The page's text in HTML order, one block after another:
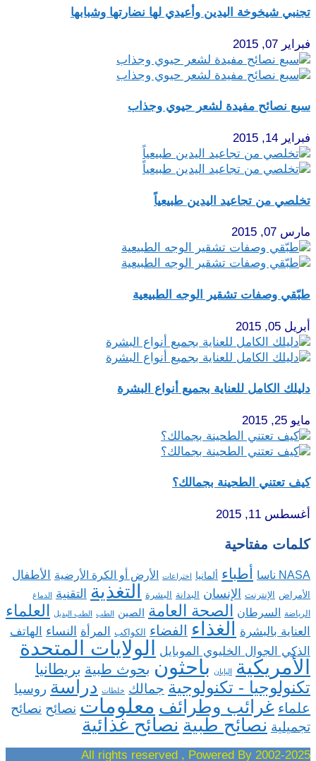
تجنبي شيخوخة اليدين وأعيدي لها نضارتها وشبابها
فبراير 07, 2015
سبع نصائح مفيدة لشعر حيوي وجذاب
فبراير 14, 2015
تخلصي من تجاعيد اليدين طبيعياً
مارس 07, 2015
طبّقي وصفات تشقير الوجه الطبيعية
أبريل 05, 2015
دليلك الكامل للعناية بجميع أنواع البشرة
مايو 25, 2015
كيف تعتني الطحينة بجمالك؟
أغسطس 11, 2015
كلمات مفتاحية
NASA ناسا أطباء ألمانيا اختراعات الأرض أو الكرة الأرضية الأطفال
الأمراض الإنترنت الإنسان البدانة البشرة التغذية التقنية الدماغ
الرياضة السرطان الصحة العامة الصين الطب الطب البديل العلماء
العناية بالبشرة الغذاء الفضاء الكواكب المرأة النساء
الهاتف
الذكي الجوال الخليوي الموبايل
الولايات المتحدة
الأمريكية
اليابان باحثون بحوث طبية بريطانيا
تكنولوجيا - تكنولوجية جمالك خلطات دراسة روسيا
علماء غرائب وطرائف معلومات نصائح نصائح
تجميلية نصائح طبية نصائح غذائية
2002-2025 All rights reserved , Powered By